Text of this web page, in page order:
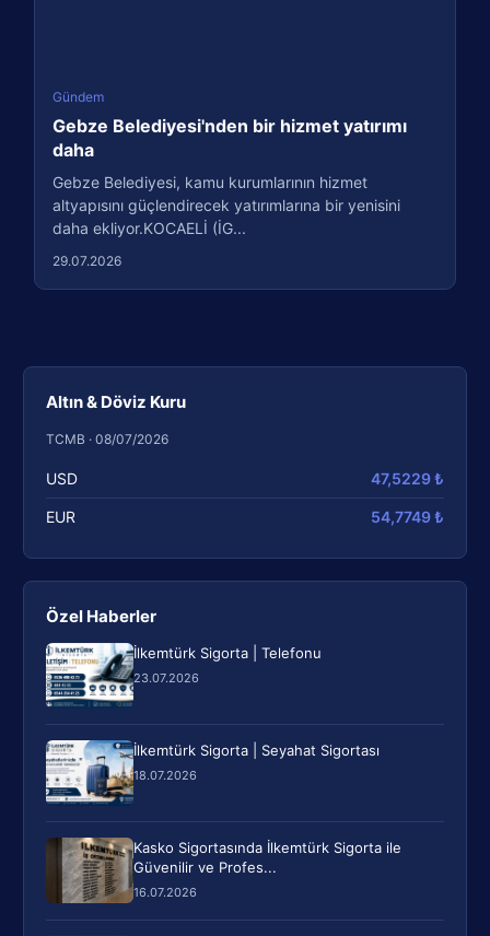
Altın & Döviz Kuru
TCMB · 08/07/2026
USD 47,5229 ₺
EUR 54,7749 ₺
Özel Haberler
İlkemtürk Sigorta | Telefonu
23.07.2026
İlkemtürk Sigorta | Seyahat Sigortası
18.07.2026
Kasko Sigortasında İlkemtürk Sigorta ile
Güvenilir ve Profes...
16.07.2026
Gündem
Gebze Belediyesi'nden bir hizmet yatırımı
daha
Gebze Belediyesi, kamu kurumlarının hizmet
altyapısını güçlendirecek yatırımlarına bir yenisini
daha ekliyor.KOCAELİ (İG...
29.07.2026